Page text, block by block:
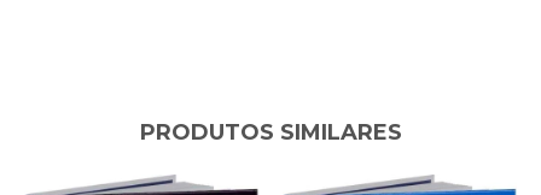
PRODUTOS SIMILARES